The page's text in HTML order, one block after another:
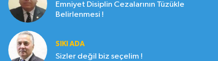
Emniyet Disiplin Cezalarının Tüzükle
Belirlenmesi !
SIKI ADA
Sizler değil biz seçelim !